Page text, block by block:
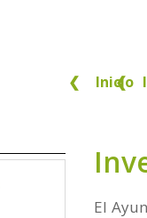
❮ Inicio
❮
El